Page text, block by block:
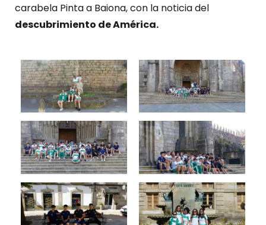
carabela Pinta a Baiona, con la noticia del
descubrimiento de América.